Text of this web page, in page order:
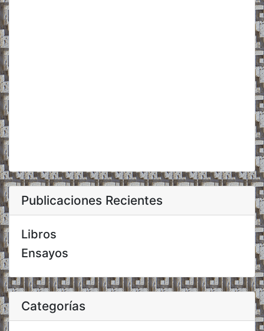
Publicaciones Recientes
Libros
Ensayos
Categorías